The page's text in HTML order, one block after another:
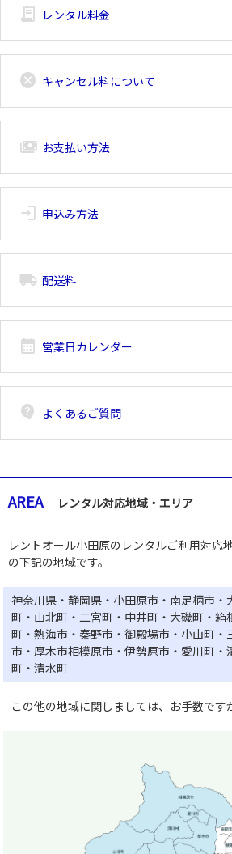
receipt_long レンタル料金
cancel キャンセル料について
payments お支払い方法
login 申込み方法
local_shipping 配送料
calendar_month 営業日カレンダー
contact_support よくあるご質問
AREA レンタル対応地域・エリア
レントオール小田原のレンタルご利用対応
の下記の地域です。
神奈川県・静岡県・小田原市・南足柄市・
町・山北町・二宮町・中井町・大磯町・箱
町・熱海市・秦野市・御殿場市・小山町・
市・厚木市相模原市・伊勢原市・愛川町・
町・清水町
この他の地域に関しましては、お手数です